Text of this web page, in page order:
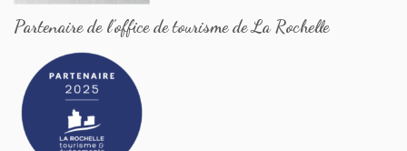
Partenaire de l’office de tourisme de La Rochelle